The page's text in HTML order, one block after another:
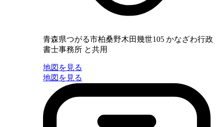
青森県つがる市柏桑野木田幾世105 かなざわ行政
書士事務所 と共用
地図を見る
地図を見る